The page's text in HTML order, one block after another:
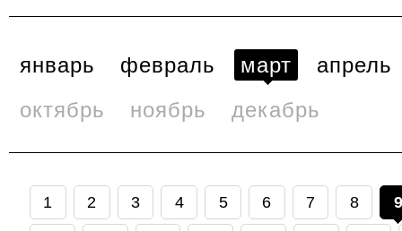
январь февраль март
апрель
октябрь
ноябрь декабрь
1 2 3 4 5 6 7 8 9